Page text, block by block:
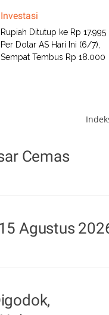
Investasi
Rupiah Ditutup ke Rp 17.995
Per Dolar AS Hari Ini (6/7),
Sempat Tembus Rp 18.000
Cemas
Agustus